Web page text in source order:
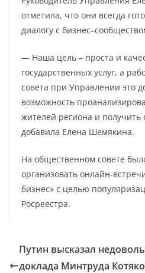
отметила, что они всегда
диалогу с
— Наша цель – проста и
государственных услуг, а
совета при Управлении это
возможность
жителей региона и
добавила Елена Шемякина.
На общественном совете
организовать онлайн-
бизнес» с целью
Росреестра.
Путин высказал
доклада Минтруда